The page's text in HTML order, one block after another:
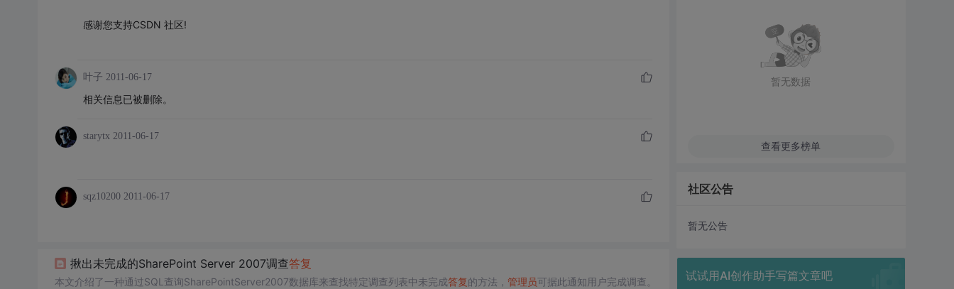
感谢您支持CSDN 社区!
叶子 2011-06-17
相关信息已被删除。
starytx 2011-06-17
sqz10200 2011-06-17
揪出未完成的SharePoint Server 2007调查答复
本文介绍了一种通过SQL查询SharePointServer2007数据库来查找特定调查列表中未完成答复的方法， 管理员可据此通知用户完成调查。
暂无数据
查看更多榜单
社区公告
暂无公告
试试用AI创作助手写篇文章吧